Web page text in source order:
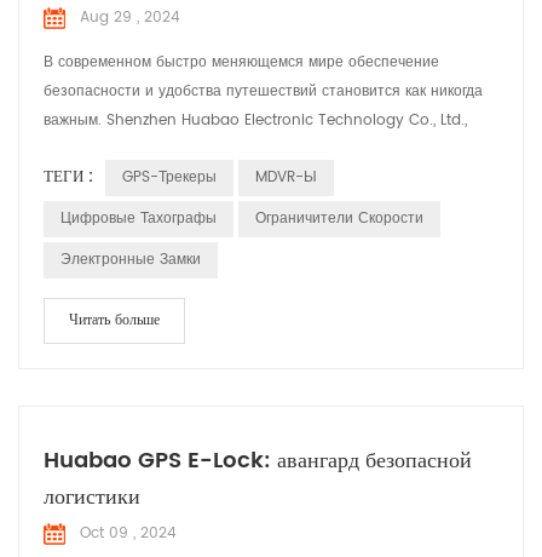
Aug 29 , 2024
В современном быстро меняющемся мире обеспечение
безопасности и удобства путешествий становится как никогда
важным. Shenzhen Huabao Electronic Technology Co., Ltd.,
Благодаря мощной команде из более чем 350 сотрудников, в
том числе 100 преданных своему делу инженеров по
границы иннова...
ТЕГИ : GPS-Трекеры
MDVR-Ы
Цифровые Тахографы
Ограничители Скорости
Электронные Замки
Читать больше
Huabao GPS E-Lock: авангард безопасной
логистики
Oct 09 , 2024